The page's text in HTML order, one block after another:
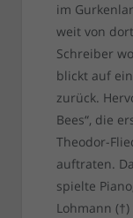
im
weit von
Schreiber
blickt auf
zurück.
Bees“, die
Theodor-
auftraten.
spielte
Lohmann